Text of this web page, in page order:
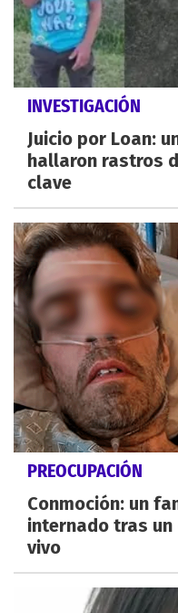
INVESTIGACIÓN
Juicio por Loan:
hallaron rastros
clave
PREOCUPACIÓN
Conmoción: un
internado tras
vivo